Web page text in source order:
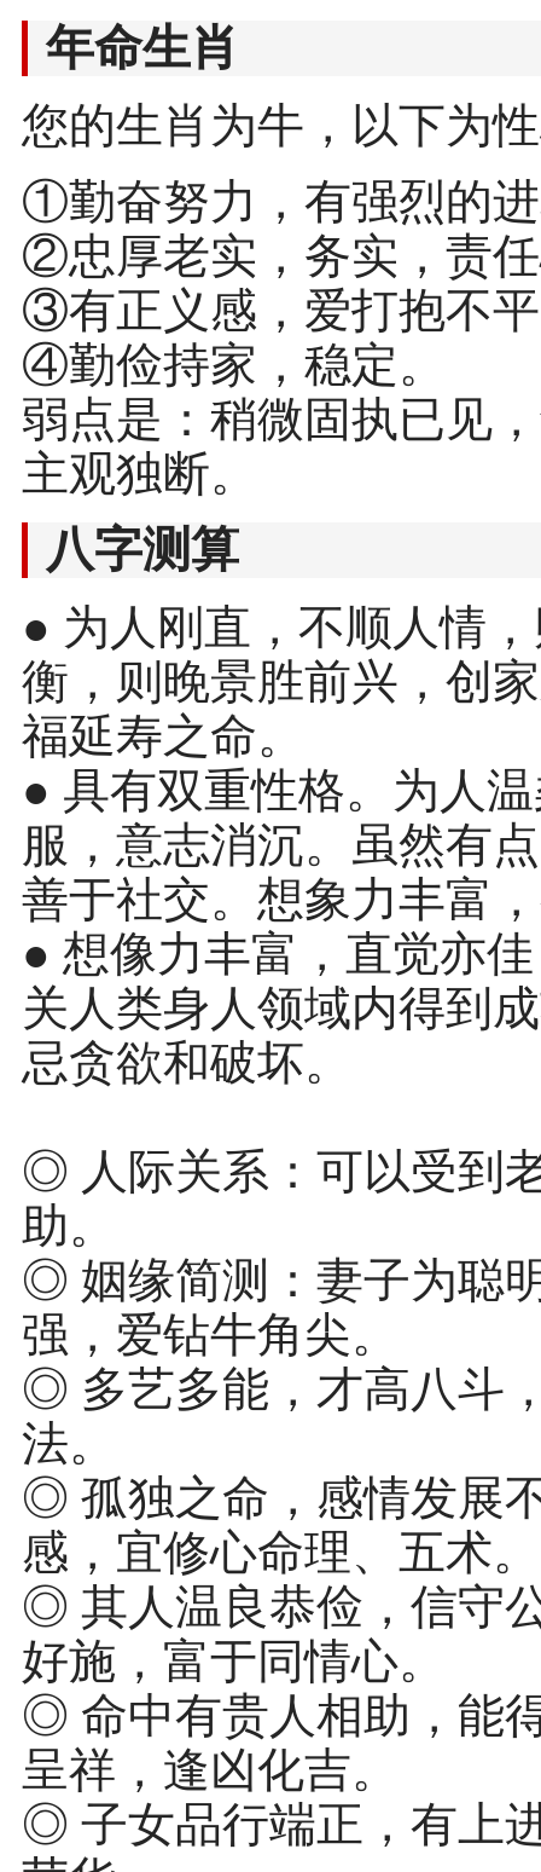
年命生肖
您的生肖为牛，以下为
①勤奋努力，有强烈的
②忠厚老实，务实，责
③有正义感，爱打抱不
④勤俭持家，稳定。
弱点是：稍微固执已见
主观独断。
八字测算
● 为人刚直，不顺人情
衡，则晚景胜前兴，创
福延寿之命。
● 具有双重性格。为人
服，意志消沉。虽然有
善于社交。想象力丰富
● 想像力丰富，直觉亦
关人类身人领域内得到
忌贪欲和破坏。
◎ 人际关系：可以受到
助。
◎ 姻缘简测：妻子为聪
强，爱钻牛角尖。
◎ 多艺多能，才高八斗
法。
◎ 孤独之命，感情发展
感，宜修心命理、五术。
◎ 其人温良恭俭，信守
好施，富于同情心。
◎ 命中有贵人相助，能
呈祥，逢凶化吉。
◎ 子女品行端正，有上